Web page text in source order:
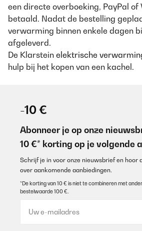
een directe overboeking, PayPal of
betaald. Nadat de bestelling
verwarming binnen enkele dagen
afgeleverd.
De Klarstein elektrische
hulp bij het kopen van een kachel.
-10 €
Abonneer je op onze
10 €* korting op je volgende
Schrijf je in voor onze nieuwsbrief en hoor
over aankomende aanbiedingen.
*De korting van 10 € is niet te combineren met
bestelwaarde 100 €.